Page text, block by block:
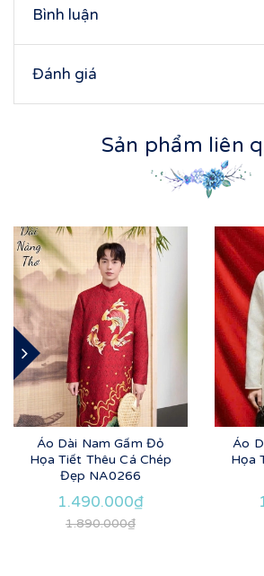
Bình luận
Đánh giá
Sản phẩm liên
Áo Dài Nam Gấm Đỏ
Họa Tiết Thêu Cá Chép
Đẹp NA0266
1.490.000₫
1.890.000₫
Áo
Họa